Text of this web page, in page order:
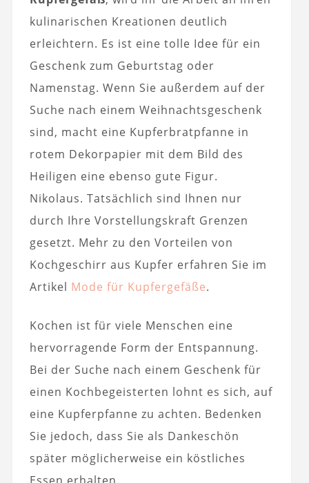
kulinarischen Kreationen deutlich
erleichtern. Es ist eine tolle Idee für ein
Geschenk zum Geburtstag oder
Namenstag. Wenn Sie außerdem auf der
Suche nach einem Weihnachtsgeschenk
sind, macht eine Kupferbratpfanne in
rotem Dekorpapier mit dem Bild des
Heiligen eine ebenso gute Figur.
Nikolaus. Tatsächlich sind Ihnen nur
durch Ihre Vorstellungskraft Grenzen
gesetzt. Mehr zu den Vorteilen von
Kochgeschirr aus Kupfer erfahren Sie im
Artikel Mode für Kupfergefäße.
Kochen ist für viele Menschen eine
hervorragende Form der Entspannung.
Bei der Suche nach einem Geschenk für
einen Kochbegeisterten lohnt es sich, auf
eine Kupferpfanne zu achten. Bedenken
Sie jedoch, dass Sie als Dankeschön
später möglicherweise ein köstliches
Essen erhalten.